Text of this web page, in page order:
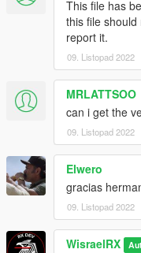
This file has
this file
report it.
09. Listopad 2022
MRLATTSOO
can i get the
09. Listopad 2022
Elwero
gracias
09. Listopad 2022
WisraelRX